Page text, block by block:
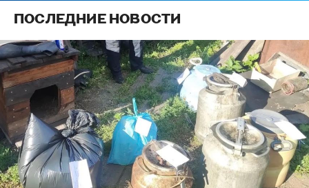
ПОСЛЕДНИЕ НОВОСТИ